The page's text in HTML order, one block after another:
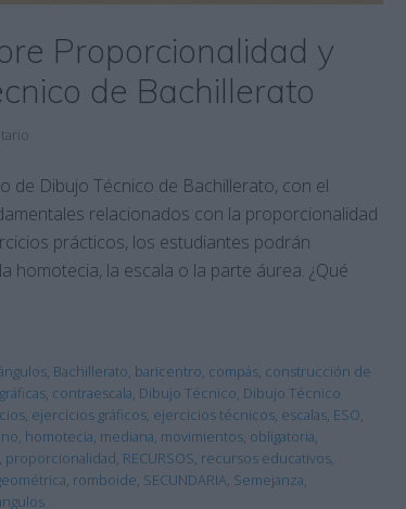
Proporcionalidad y
de Bachillerato
de Dibujo Técnico de Bachillerato, con el
relacionados con la proporcionalidad
prácticos, los estudiantes podrán
la escala o la parte áurea. ¿Qué
, Bachillerato, baricentro, compás, construcción de
, contraescala, Dibujo Técnico, Dibujo Técnico
, ejercicios gráficos, ejercicios técnicos, escalas, ESO,
, homotecia, mediana, movimientos, obligatoria,
, proporcionalidad, RECURSOS, recursos educativos,
, romboide, SECUNDARIA, Semejanza,